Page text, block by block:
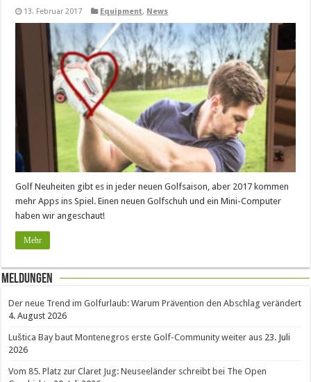
13. Februar 2017 Equipment, News
Golf Neuheiten gibt es in jeder neuen Golfsaison, aber 2017 kommen
mehr Apps ins Spiel. Einen neuen Golfschuh und ein Mini-Computer
haben wir angeschaut!
Mehr
Meldungen
Der neue Trend im Golfurlaub: Warum Prävention den Abschlag verändert
4. August 2026
Luštica Bay baut Montenegros erste Golf-Community weiter aus 23. Juli
2026
Vom 85. Platz zur Claret Jug: Neuseeländer schreibt bei The Open